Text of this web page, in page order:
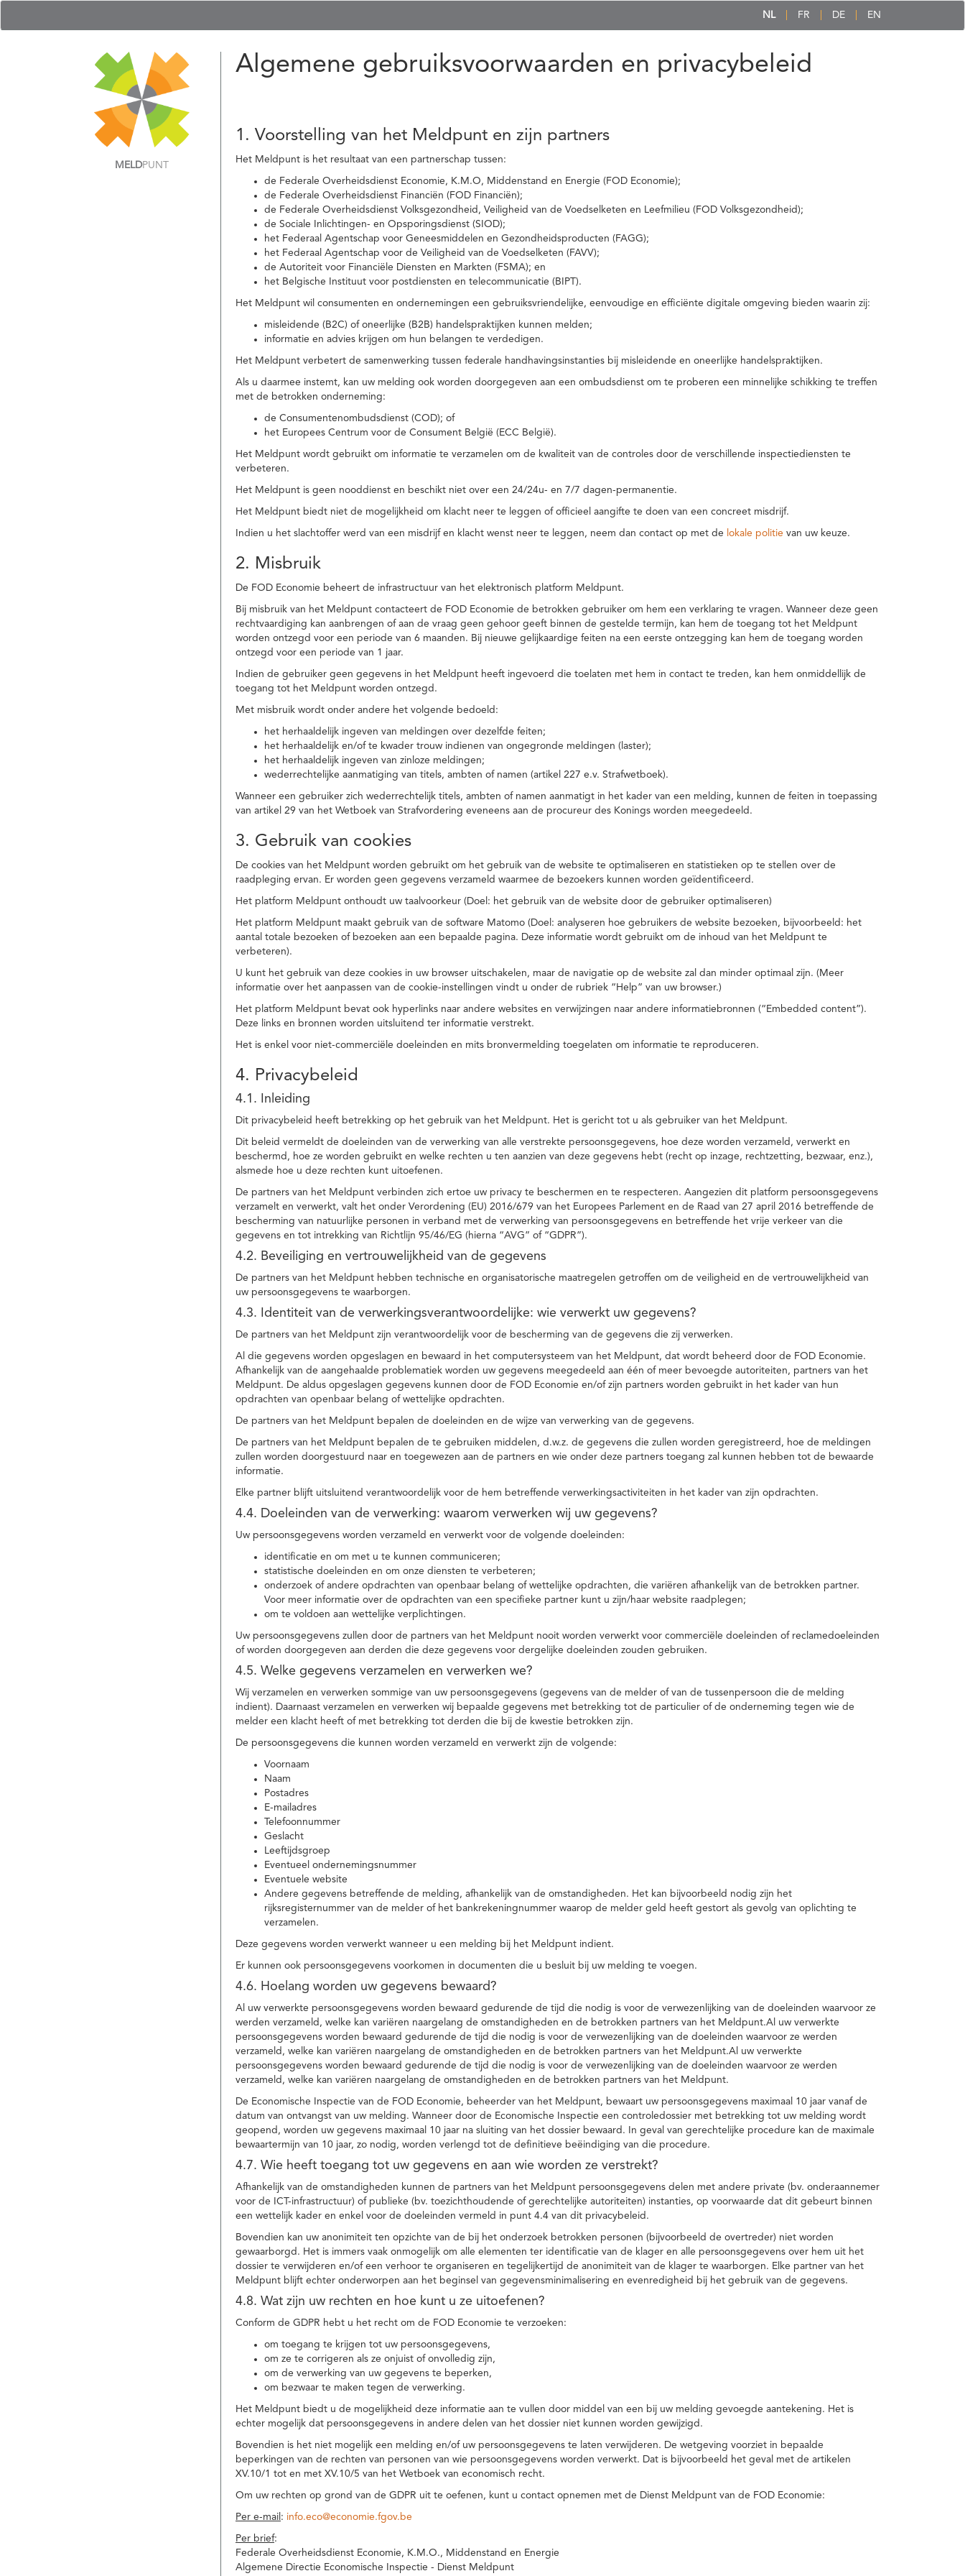
NL FR DE EN
MELDPUNT
Algemene gebruiksvoorwaarden en privacybeleid
1. Voorstelling van het Meldpunt en zijn partners
Het Meldpunt is het resultaat van een partnerschap tussen:
de Federale Overheidsdienst Economie, K.M.O, Middenstand en Energie (FOD Economie);
de Federale Overheidsdienst Financiën (FOD Financiën);
de Federale Overheidsdienst Volksgezondheid, Veiligheid van de Voedselketen en Leefmilieu (FOD Volksgezondheid);
de Sociale Inlichtingen- en Opsporingsdienst (SIOD);
het Federaal Agentschap voor Geneesmiddelen en Gezondheidsproducten (FAGG);
het Federaal Agentschap voor de Veiligheid van de Voedselketen (FAVV);
de Autoriteit voor Financiële Diensten en Markten (FSMA); en
het Belgische Instituut voor postdiensten en telecommunicatie (BIPT).
Het Meldpunt wil consumenten en ondernemingen een gebruiksvriendelijke, eenvoudige en efficiënte digitale omgeving bieden waarin zij:
misleidende (B2C) of oneerlijke (B2B) handelspraktijken kunnen melden;
informatie en advies krijgen om hun belangen te verdedigen.
Het Meldpunt verbetert de samenwerking tussen federale handhavingsinstanties bij misleidende en oneerlijke handelspraktijken.
Als u daarmee instemt, kan uw melding ook worden doorgegeven aan een ombudsdienst om te proberen een minnelijke schikking te treffen
met de betrokken onderneming:
de Consumentenombudsdienst (COD); of
het Europees Centrum voor de Consument België (ECC België).
Het Meldpunt wordt gebruikt om informatie te verzamelen om de kwaliteit van de controles door de verschillende inspectiediensten te
verbeteren.
Het Meldpunt is geen nooddienst en beschikt niet over een 24/24u- en 7/7 dagen-permanentie.
Het Meldpunt biedt niet de mogelijkheid om klacht neer te leggen of officieel aangifte te doen van een concreet misdrijf.
Indien u het slachtoffer werd van een misdrijf en klacht wenst neer te leggen, neem dan contact op met de lokale politie van uw keuze.
2. Misbruik
De FOD Economie beheert de infrastructuur van het elektronisch platform Meldpunt.
Bij misbruik van het Meldpunt contacteert de FOD Economie de betrokken gebruiker om hem een verklaring te vragen. Wanneer deze geen
rechtvaardiging kan aanbrengen of aan de vraag geen gehoor geeft binnen de gestelde termijn, kan hem de toegang tot het Meldpunt
worden ontzegd voor een periode van 6 maanden. Bij nieuwe gelijkaardige feiten na een eerste ontzegging kan hem de toegang worden
ontzegd voor een periode van 1 jaar.
Indien de gebruiker geen gegevens in het Meldpunt heeft ingevoerd die toelaten met hem in contact te treden, kan hem onmiddellijk de
toegang tot het Meldpunt worden ontzegd.
Met misbruik wordt onder andere het volgende bedoeld:
het herhaaldelijk ingeven van meldingen over dezelfde feiten;
het herhaaldelijk en/of te kwader trouw indienen van ongegronde meldingen (laster);
het herhaaldelijk ingeven van zinloze meldingen;
wederrechtelijke aanmatiging van titels, ambten of namen (artikel 227 e.v. Strafwetboek).
Wanneer een gebruiker zich wederrechtelijk titels, ambten of namen aanmatigt in het kader van een melding, kunnen de feiten in toepassing
van artikel 29 van het Wetboek van Strafvordering eveneens aan de procureur des Konings worden meegedeeld.
3. Gebruik van cookies
De cookies van het Meldpunt worden gebruikt om het gebruik van de website te optimaliseren en statistieken op te stellen over de
raadpleging ervan. Er worden geen gegevens verzameld waarmee de bezoekers kunnen worden geïdentificeerd.
Het platform Meldpunt onthoudt uw taalvoorkeur (Doel: het gebruik van de website door de gebruiker optimaliseren)
Het platform Meldpunt maakt gebruik van de software Matomo (Doel: analyseren hoe gebruikers de website bezoeken, bijvoorbeeld: het
aantal totale bezoeken of bezoeken aan een bepaalde pagina. Deze informatie wordt gebruikt om de inhoud van het Meldpunt te
verbeteren).
U kunt het gebruik van deze cookies in uw browser uitschakelen, maar de navigatie op de website zal dan minder optimaal zijn. (Meer
informatie over het aanpassen van de cookie-instellingen vindt u onder de rubriek “Help” van uw browser.)
Het platform Meldpunt bevat ook hyperlinks naar andere websites en verwijzingen naar andere informatiebronnen (“Embedded content”).
Deze links en bronnen worden uitsluitend ter informatie verstrekt.
Het is enkel voor niet-commerciële doeleinden en mits bronvermelding toegelaten om informatie te reproduceren.
4. Privacybeleid
4.1. Inleiding
Dit privacybeleid heeft betrekking op het gebruik van het Meldpunt. Het is gericht tot u als gebruiker van het Meldpunt.
Dit beleid vermeldt de doeleinden van de verwerking van alle verstrekte persoonsgegevens, hoe deze worden verzameld, verwerkt en
beschermd, hoe ze worden gebruikt en welke rechten u ten aanzien van deze gegevens hebt (recht op inzage, rechtzetting, bezwaar, enz.),
alsmede hoe u deze rechten kunt uitoefenen.
De partners van het Meldpunt verbinden zich ertoe uw privacy te beschermen en te respecteren. Aangezien dit platform persoonsgegevens
verzamelt en verwerkt, valt het onder Verordening (EU) 2016/679 van het Europees Parlement en de Raad van 27 april 2016 betreffende de
bescherming van natuurlijke personen in verband met de verwerking van persoonsgegevens en betreffende het vrije verkeer van die
gegevens en tot intrekking van Richtlijn 95/46/EG (hierna “AVG” of “GDPR”).
4.2. Beveiliging en vertrouwelijkheid van de gegevens
De partners van het Meldpunt hebben technische en organisatorische maatregelen getroffen om de veiligheid en de vertrouwelijkheid van
uw persoonsgegevens te waarborgen.
4.3. Identiteit van de verwerkingsverantwoordelijke: wie verwerkt uw gegevens?
De partners van het Meldpunt zijn verantwoordelijk voor de bescherming van de gegevens die zij verwerken.
Al die gegevens worden opgeslagen en bewaard in het computersysteem van het Meldpunt, dat wordt beheerd door de FOD Economie.
Afhankelijk van de aangehaalde problematiek worden uw gegevens meegedeeld aan één of meer bevoegde autoriteiten, partners van het
Meldpunt. De aldus opgeslagen gegevens kunnen door de FOD Economie en/of zijn partners worden gebruikt in het kader van hun
opdrachten van openbaar belang of wettelijke opdrachten.
De partners van het Meldpunt bepalen de doeleinden en de wijze van verwerking van de gegevens.
De partners van het Meldpunt bepalen de te gebruiken middelen, d.w.z. de gegevens die zullen worden geregistreerd, hoe de meldingen
zullen worden doorgestuurd naar en toegewezen aan de partners en wie onder deze partners toegang zal kunnen hebben tot de bewaarde
informatie.
Elke partner blijft uitsluitend verantwoordelijk voor de hem betreffende verwerkingsactiviteiten in het kader van zijn opdrachten.
4.4. Doeleinden van de verwerking: waarom verwerken wij uw gegevens?
Uw persoonsgegevens worden verzameld en verwerkt voor de volgende doeleinden:
identificatie en om met u te kunnen communiceren;
statistische doeleinden en om onze diensten te verbeteren;
onderzoek of andere opdrachten van openbaar belang of wettelijke opdrachten, die variëren afhankelijk van de betrokken partner.
Voor meer informatie over de opdrachten van een specifieke partner kunt u zijn/haar website raadplegen;
om te voldoen aan wettelijke verplichtingen.
Uw persoonsgegevens zullen door de partners van het Meldpunt nooit worden verwerkt voor commerciële doeleinden of reclamedoeleinden
of worden doorgegeven aan derden die deze gegevens voor dergelijke doeleinden zouden gebruiken.
4.5. Welke gegevens verzamelen en verwerken we?
Wij verzamelen en verwerken sommige van uw persoonsgegevens (gegevens van de melder of van de tussenpersoon die de melding
indient). Daarnaast verzamelen en verwerken wij bepaalde gegevens met betrekking tot de particulier of de onderneming tegen wie de
melder een klacht heeft of met betrekking tot derden die bij de kwestie betrokken zijn.
De persoonsgegevens die kunnen worden verzameld en verwerkt zijn de volgende:
Voornaam
Naam
Postadres
E-mailadres
Telefoonnummer
Geslacht
Leeftijdsgroep
Eventueel ondernemingsnummer
Eventuele website
Andere gegevens betreffende de melding, afhankelijk van de omstandigheden. Het kan bijvoorbeeld nodig zijn het
rijksregisternummer van de melder of het bankrekeningnummer waarop de melder geld heeft gestort als gevolg van oplichting te
verzamelen.
Deze gegevens worden verwerkt wanneer u een melding bij het Meldpunt indient.
Er kunnen ook persoonsgegevens voorkomen in documenten die u besluit bij uw melding te voegen.
4.6. Hoelang worden uw gegevens bewaard?
Al uw verwerkte persoonsgegevens worden bewaard gedurende de tijd die nodig is voor de verwezenlijking van de doeleinden waarvoor ze
werden verzameld, welke kan variëren naargelang de omstandigheden en de betrokken partners van het Meldpunt.Al uw verwerkte
persoonsgegevens worden bewaard gedurende de tijd die nodig is voor de verwezenlijking van de doeleinden waarvoor ze werden
verzameld, welke kan variëren naargelang de omstandigheden en de betrokken partners van het Meldpunt.Al uw verwerkte
persoonsgegevens worden bewaard gedurende de tijd die nodig is voor de verwezenlijking van de doeleinden waarvoor ze werden
verzameld, welke kan variëren naargelang de omstandigheden en de betrokken partners van het Meldpunt.
De Economische Inspectie van de FOD Economie, beheerder van het Meldpunt, bewaart uw persoonsgegevens maximaal 10 jaar vanaf de
datum van ontvangst van uw melding. Wanneer door de Economische Inspectie een controledossier met betrekking tot uw melding wordt
geopend, worden uw gegevens maximaal 10 jaar na sluiting van het dossier bewaard. In geval van gerechtelijke procedure kan de maximale
bewaartermijn van 10 jaar, zo nodig, worden verlengd tot de definitieve beëindiging van die procedure.
4.7. Wie heeft toegang tot uw gegevens en aan wie worden ze verstrekt?
Afhankelijk van de omstandigheden kunnen de partners van het Meldpunt persoonsgegevens delen met andere private (bv. onderaannemer
voor de ICT-infrastructuur) of publieke (bv. toezichthoudende of gerechtelijke autoriteiten) instanties, op voorwaarde dat dit gebeurt binnen
een wettelijk kader en enkel voor de doeleinden vermeld in punt 4.4 van dit privacybeleid.
Bovendien kan uw anonimiteit ten opzichte van de bij het onderzoek betrokken personen (bijvoorbeeld de overtreder) niet worden
gewaarborgd. Het is immers vaak onmogelijk om alle elementen ter identificatie van de klager en alle persoonsgegevens over hem uit het
dossier te verwijderen en/of een verhoor te organiseren en tegelijkertijd de anonimiteit van de klager te waarborgen. Elke partner van het
Meldpunt blijft echter onderworpen aan het beginsel van gegevensminimalisering en evenredigheid bij het gebruik van de gegevens.
4.8. Wat zijn uw rechten en hoe kunt u ze uitoefenen?
Conform de GDPR hebt u het recht om de FOD Economie te verzoeken:
om toegang te krijgen tot uw persoonsgegevens,
om ze te corrigeren als ze onjuist of onvolledig zijn,
om de verwerking van uw gegevens te beperken,
om bezwaar te maken tegen de verwerking.
Het Meldpunt biedt u de mogelijkheid deze informatie aan te vullen door middel van een bij uw melding gevoegde aantekening. Het is
echter mogelijk dat persoonsgegevens in andere delen van het dossier niet kunnen worden gewijzigd.
Bovendien is het niet mogelijk een melding en/of uw persoonsgegevens te laten verwijderen. De wetgeving voorziet in bepaalde
beperkingen van de rechten van personen van wie persoonsgegevens worden verwerkt. Dat is bijvoorbeeld het geval met de artikelen
XV.10/1 tot en met XV.10/5 van het Wetboek van economisch recht.
Om uw rechten op grond van de GDPR uit te oefenen, kunt u contact opnemen met de Dienst Meldpunt van de FOD Economie:
Per e-mail : info.eco@economie.fgov.be
Per brief:
Federale Overheidsdienst Economie, K.M.O., Middenstand en Energie
Algemene Directie Economische Inspectie - Dienst Meldpunt